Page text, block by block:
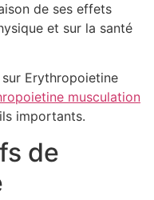
de ses effets
et sur la santé
Erythropoietine
musculation
importants.
de